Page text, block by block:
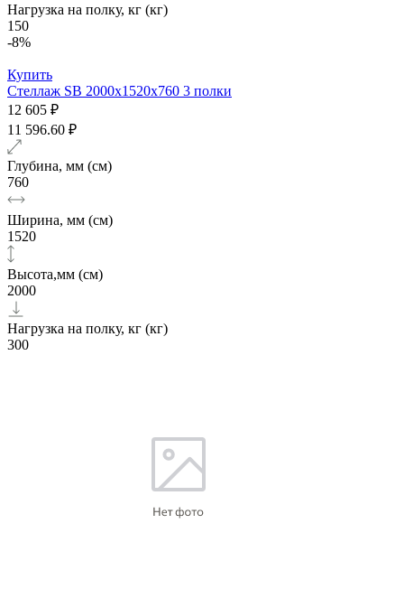
Нагрузка на полку, кг (кг)
150
-8%
Купить
Стеллаж SB 2000х1520x760 3 полки
12 605 ₽
11 596.60 ₽
Глубина, мм (см)
760
Ширина, мм (см)
1520
Высота,мм (см)
2000
Нагрузка на полку, кг (кг)
300